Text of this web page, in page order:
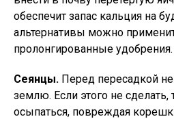
обеспечит запас кальция на
альтернативы можно
пролонгированные удобрения.
Сеянцы. Перед пересадкой
землю. Если этого не сделать,
осыпаться, повреждая